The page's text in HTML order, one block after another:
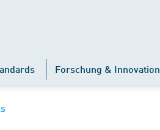
Forschung & Innovation